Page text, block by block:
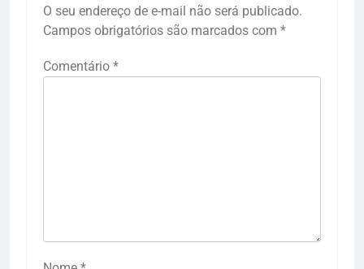
O seu endereço de e-mail não será publicado.
Campos obrigatórios são marcados com *
Comentário *